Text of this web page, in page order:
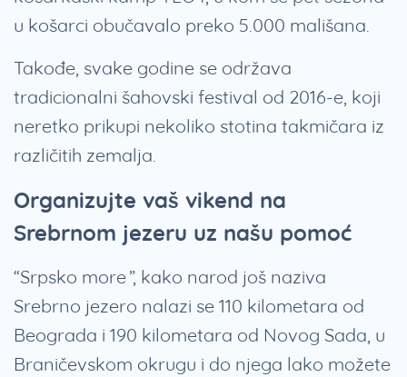
u košarci obučavalo preko 5.000 mališana.
Takođe, svake godine se održava
tradicionalni šahovski festival od 2016-e, koji
neretko prikupi nekoliko stotina takmičara iz
različitih zemalja.
Organizujte vaš vikend na
Srebrnom jezeru uz našu pomoć
“Srpsko more”, kako narod još naziva
Srebrno jezero nalazi se 110 kilometara od
Beograda i 190 kilometara od Novog Sada, u
Braničevskom okrugu i do njega lako možete